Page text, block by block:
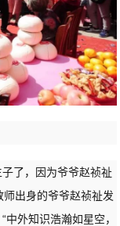
了，因为爷爷赵祯祉
出身的爷爷赵祯祉发
外知识浩瀚如星空，